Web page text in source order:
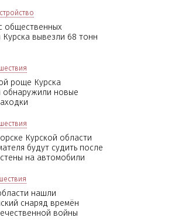
общественных
Курска вывезли 68 тонн
роще Курска
обнаружили новые
Курской области
будут судить после
на автомобили
нашли
снаряд времён
войны